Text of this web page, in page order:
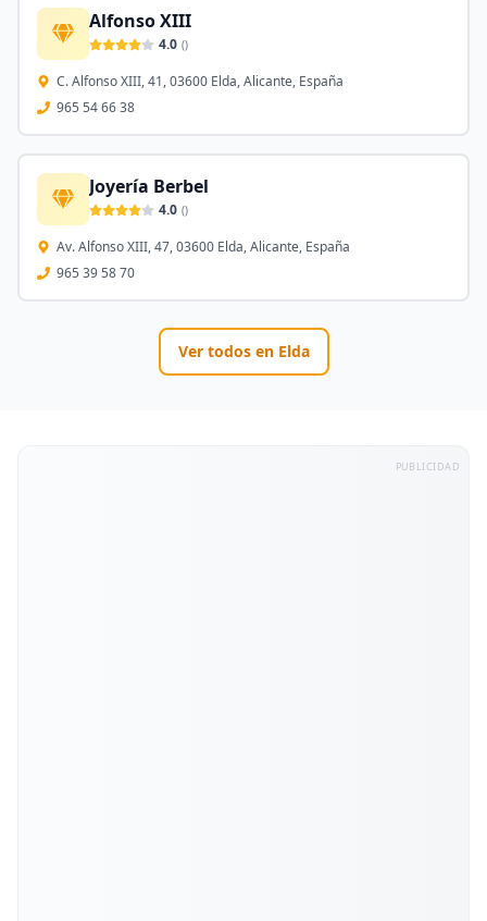
Alfonso XIII
4.0 ()
C. Alfonso XIII, 41, 03600 Elda, Alicante, España
965 54 66 38
Joyería Berbel
4.0 ()
Av. Alfonso XIII, 47, 03600 Elda, Alicante, España
965 39 58 70
Ver todos en Elda
PUBLICIDAD